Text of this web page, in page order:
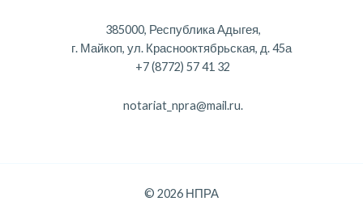
385000, Республика Адыгея,
г. Майкоп, ул. Краснооктябрьская, д. 45а
+7 (8772) 57 41 32
notariat_npra@mail.ru.
© 2026 НПРА